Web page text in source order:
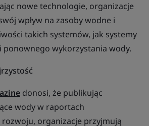
nowe technologie, organizacje
wpływ na zasoby wodne i
takich systemów, jak systemy
ponownego wykorzystania wody.
donosi, że publikując
wody w raportach
organizacje przyjmują